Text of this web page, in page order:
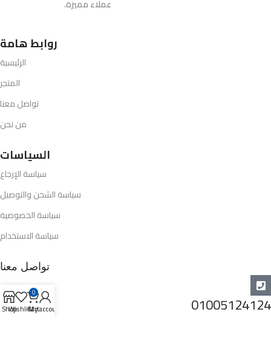
عملاء مميزة.
روابط هامة
الرئيسية
المتجر
تواصل معنا
من نحن
السياسات
سياسة الإرجاع
سياسة الشحن والتوصيل
سياسة الخصوصية
سياسة الاستخدام
تواصل معنا
01005124124
ShopWishlist
0
Cart
My account